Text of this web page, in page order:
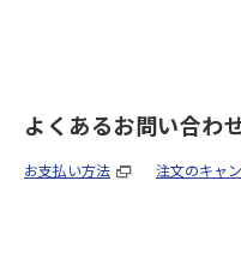
よくあるお問い合わ
お支払い方法 注文のキャ